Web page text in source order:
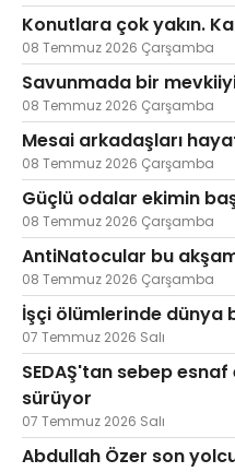
Konutlara çok yakın.
08 Temmuz 2026 Çarşamba
Savunmada bir
08 Temmuz 2026 Çarşamba
Mesai arkadaşları
08 Temmuz 2026 Çarşamba
Güçlü odalar ekimin
08 Temmuz 2026 Çarşamba
AntiNatocular bu
08 Temmuz 2026 Çarşamba
İşçi ölümlerinde dünya
07 Temmuz 2026 Salı
SEDAŞ'tan sebep
sürüyor
07 Temmuz 2026 Salı
Abdullah Özer son